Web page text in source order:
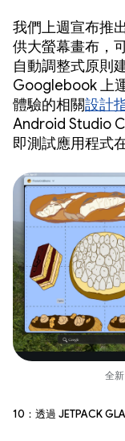
我們上週宣布推
供大螢幕畫布，
自動調整式原則
Googlebook 上
體驗的相關設計
Android Studio
即測試應用程式
全
10：透過 Jetpack